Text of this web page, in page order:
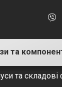
та
та складові